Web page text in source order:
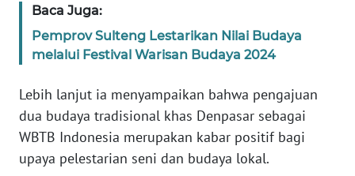
Baca Juga:
Pemprov Sulteng Lestarikan Nilai Budaya
melalui Festival Warisan Budaya 2024
Lebih lanjut ia menyampaikan bahwa pengajuan
dua budaya tradisional khas Denpasar sebagai
WBTB Indonesia merupakan kabar positif bagi
upaya pelestarian seni dan budaya lokal.
WN
PAPUA
WN
WN